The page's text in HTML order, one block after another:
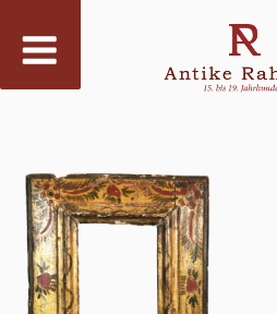
Zum
Inhalt
springen